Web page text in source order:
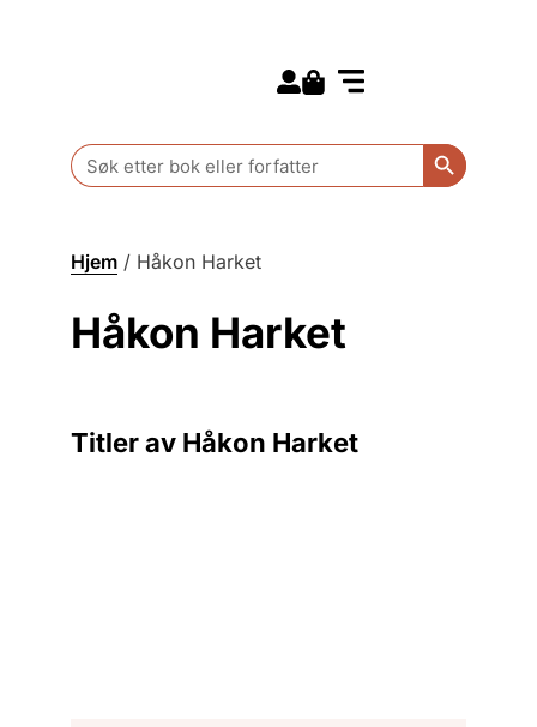
Search
for:
Search
Hjem / Håkon Harket
Håkon Harket
Titler av Håkon Harket